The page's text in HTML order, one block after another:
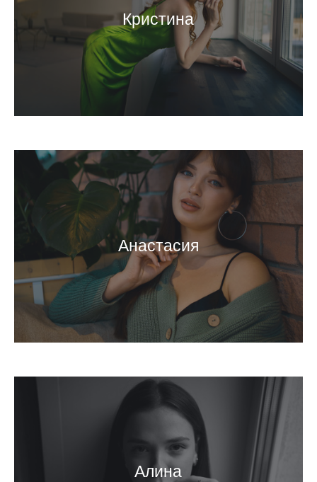
Кристина
Анастасия
Алина